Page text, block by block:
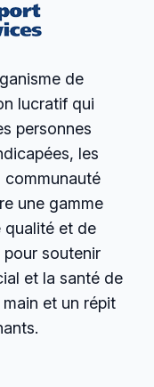
de
lucratif qui
personnes
les
communauté
une gamme
qualité et de
soutenir
et la santé de
et un répit